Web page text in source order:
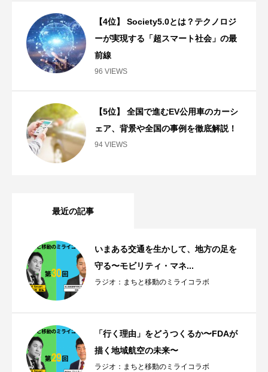
【4位】 Society5.0とは？テクノロジ
ーが実現する「超スマート社会」の最
前線
96 VIEWS
【5位】 全国で進むEV公用車のカーシ
ェア、背景や全国の事例を徹底解説！
94 VIEWS
最近の記事
いまある交通を生かして、地方の足を
守る〜モビリティ・マネ...
ラジオ：まちと移動のミライコラボ
「行く理由」をどうつくるか〜FDAが
描く地域航空の未来〜
ラジオ：まちと移動のミライコラボ